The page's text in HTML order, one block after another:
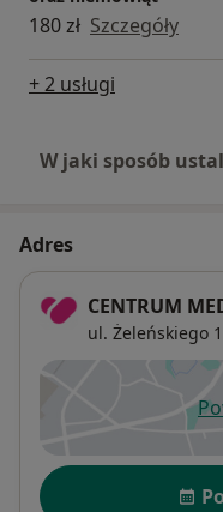
180 zł Szczegóły
+ 2 usługi
W jaki sposób
Adres
CENTRUM
ul. Żeleńskiego
Dostępność